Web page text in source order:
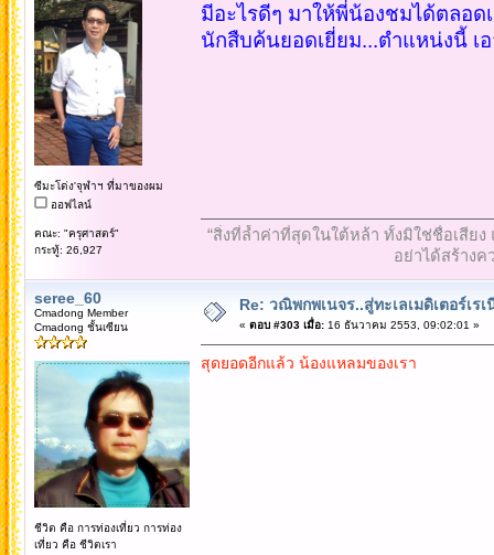
ซีมะโด่ง'จุฬาฯ ที่มาของผม
ออฟไลน์
คณะ: "ครุศาสตร์"
กระทู้: 26,927
มีอะไรดีๆ มาให้พี่น้องชมได้ตลอด
นักสืบค้นยอดเยี่ยม...ตำแหน่งนี้ เอ
“สิ่งที่ล้ำค่าที่สุดในใต้หล้า ทั้งมิใช่ชื่อเสีย
อย่าได้สร้างค
seree_60
Cmadong Member
Cmadong ชั้นเซียน
ชีวิต คือ การท่องเที่ยว การท่อง
เที่ยว คือ ชีวิตเรา
Re: วณิพกพเนจร..สู่ทะเลเมดิเตอร์เร
« ตอบ #303 เมื่อ:16 ธันวาคม 2553, 09:02:01 »
สุดยอดอีกแล้ว น้องแหลมของเรา